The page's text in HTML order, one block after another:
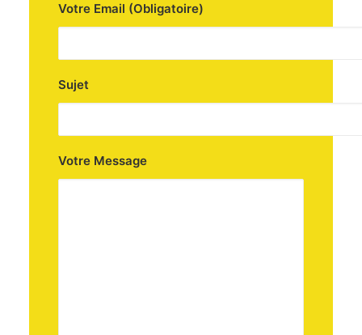
Votre Email (Obligatoire)
Sujet
Votre Message